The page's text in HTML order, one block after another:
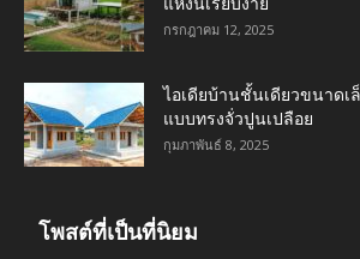
กรกฎาคม 12, 2025
ไอเดียบ้านชั้นเดียวขนาดเ
แบบทรงจั่วปูนเปลือย
กุมภาพันธ์ 8, 2025
โพสต์ที่เป็นที่นิยม